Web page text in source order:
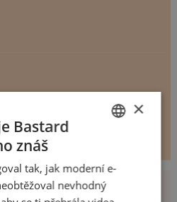
MAREKL
SLOVAK
×
Bastard
znáš
tak, jak moderní e-
nevhodný